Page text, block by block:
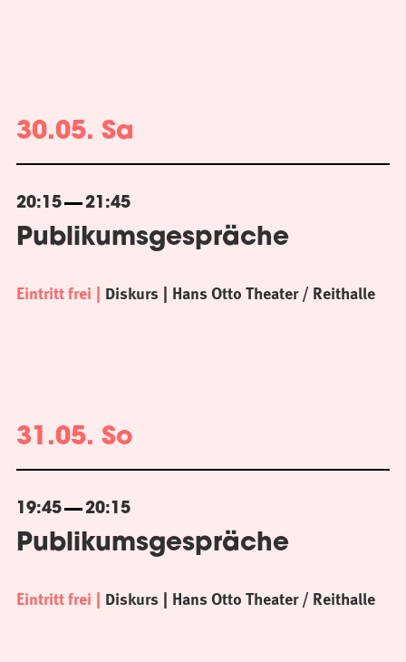
30.05. Sa
20:15 21:45
Publikumsgespräche
Eintritt frei Diskurs Hans Otto Theater / Reithalle
31.05. So
19:45 20:15
Publikumsgespräche
Eintritt frei Diskurs Hans Otto Theater / Reithalle